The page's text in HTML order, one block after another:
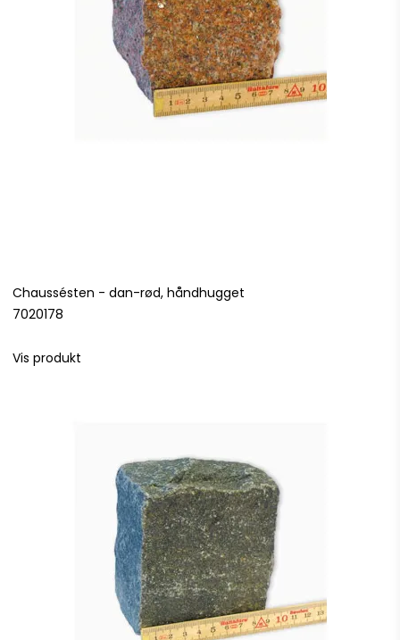
Chaussésten - dan-rød, håndhugget
7020178
Vis produkt